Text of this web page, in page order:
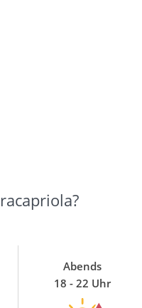
Abends
18 - 22 Uhr